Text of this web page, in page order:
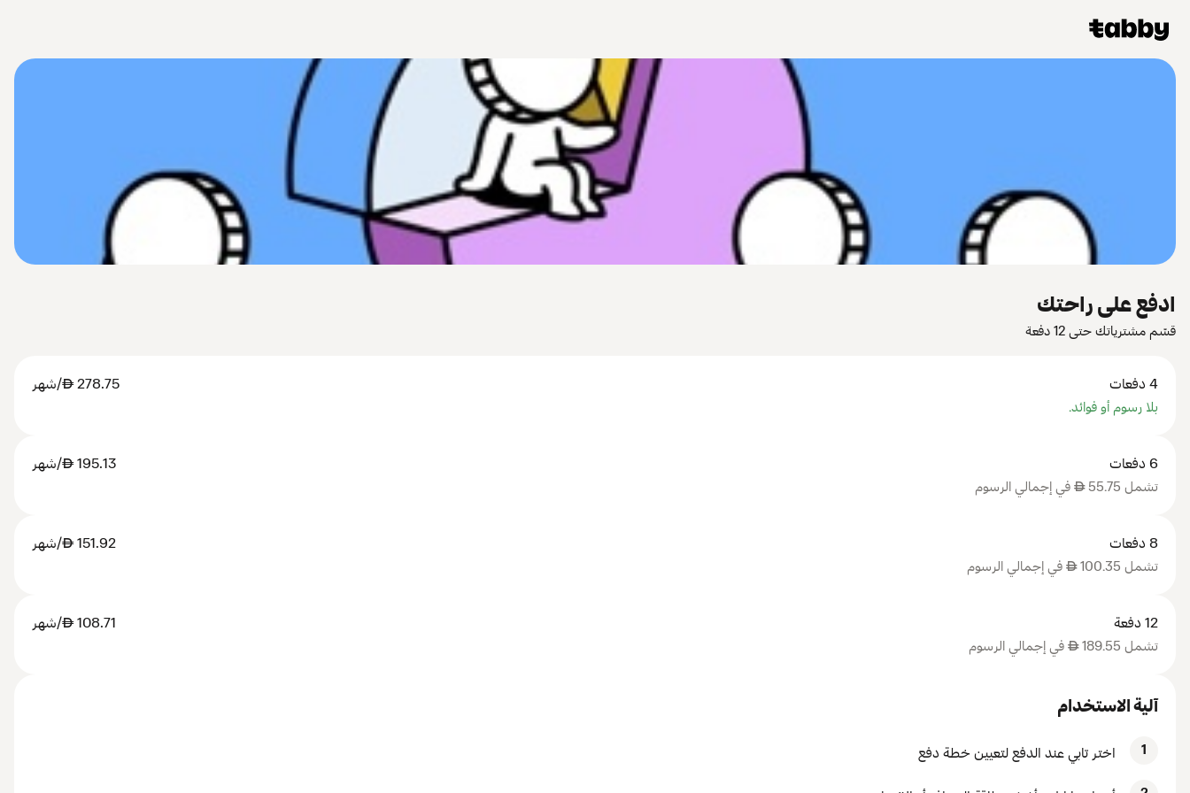
ادفع على راحتك
قسّم مشترياتك حتى 12 دفعة
4 دفعات 278.75
AED/شهر
بلا رسوم أو فوائد.
6 دفعات 195.13
AED/شهر
تشمل 55.75 AED في إجمالي الرسوم
8 دفعات 151.92
AED/شهر
تشمل 100.35 AED في إجمالي الرسوم
12 دفعة 108.71
AED/شهر
تشمل 189.55 AED في إجمالي الرسوم
آلية الاستخدام
1 اختر تابي عند الدفع لتعيين خطة دفع